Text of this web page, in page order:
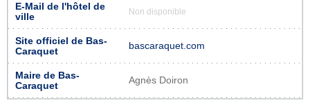
E-Mail de l'hôtel de
ville
Non disponible
Site officiel de Bas-
Caraquet
bascaraquet.com
Maire de Bas-
Caraquet
Agnès Doiron